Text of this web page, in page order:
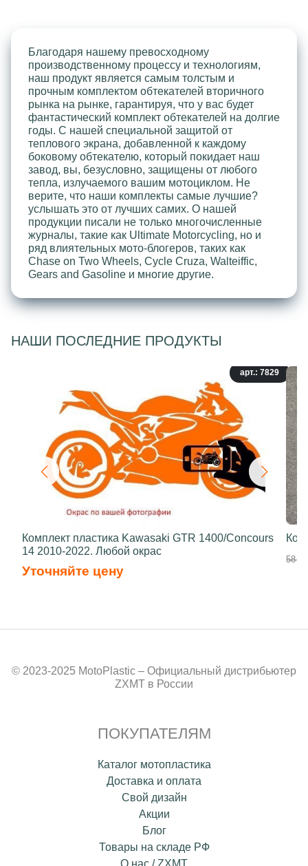
Благодаря нашему превосходному
производственному процессу и технологиям,
наш продукт является самым толстым и
прочным комплектом обтекателей вторичного
рынка на рынке, гарантируя, что у вас будет
фантастический комплект обтекателей на долгие
годы. С нашей специальной защитой от
теплового экрана, добавленной к каждому
боковому обтекателю, который покидает наш
завод, вы, безусловно, защищены от любого
тепла, излучаемого вашим мотоциклом. Не
верите, что наши комплекты самые лучшие?
услышать это от лучших самих. О нашей
продукции писали не только многочисленные
журналы, такие как Ultimate Motorcycling, но и
ряд влиятельных мото-блогеров, таких как
Chase on Two Wheels, Cycle Cruza, Walteiffic,
Gears and Gasoline и многие другие.
НАШИ ПОСЛЕДНИЕ ПРОДУКТЫ
арт.: 7829
Комплект пластика Kawasaki GTR 1400/Concours
14 2010-2022. Любой окрас
Уточняйте цену
58
© 2023-2025 MotoPlastic – Официальный дистрибьютер
ZXMT в России
ПОКУПАТЕЛЯМ
Каталог мотопластика
Доставка и оплата
Свой дизайн
Акции
Блог
Товары на складе РФ
О нас / ZXMT